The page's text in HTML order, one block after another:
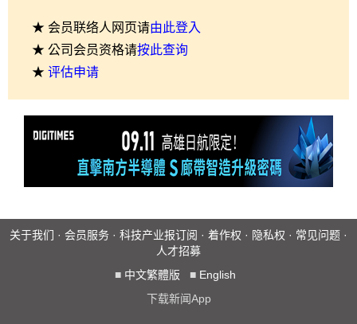
★ 会员联络人网页请由此登入
★ 公司会员资格请按此查询
★ 评估申请
关于我们 · 会员服务 · 科技产业报订阅 · 着作权 · 隐私权 · 常见问题 ·
人才招募
■ 中文繁體版 ■ English
下载新闻App